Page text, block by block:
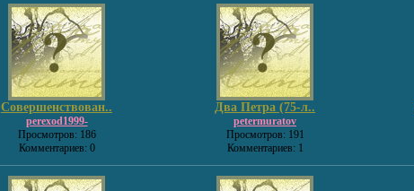
Совершенствован..
perexod1999-
Просмотров: 186
Комментариев: 0
Два Петра (75-л..
petermuratov
Просмотров: 191
Комментариев: 1